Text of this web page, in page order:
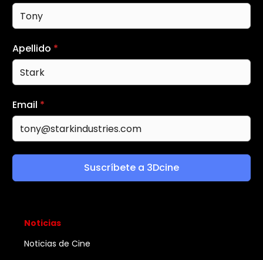
Apellido *
Email *
Suscríbete a 3Dcine
Noticias
Noticias de Cine